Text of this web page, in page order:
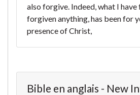
also forgive. Indeed, what I
forgiven anything, has been for
presence of Christ,
Bible en anglais - New